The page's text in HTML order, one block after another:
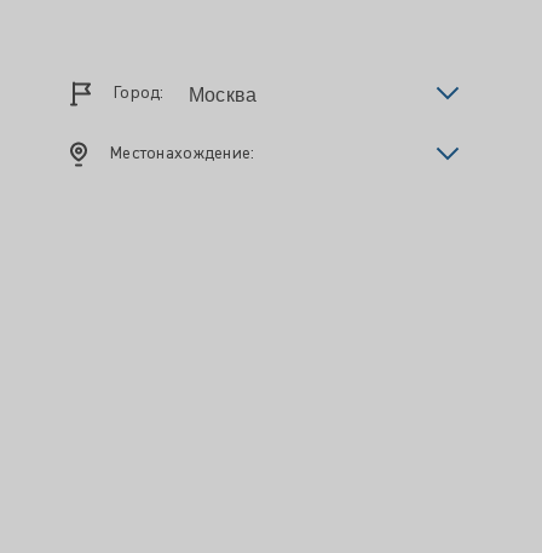
Город:
Местонахождение: